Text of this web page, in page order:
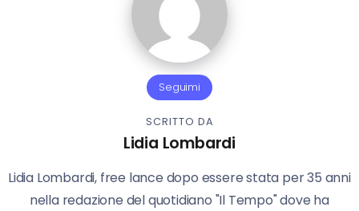
Seguimi
SCRITTO DA
Lidia Lombardi
Lidia Lombardi, free lance dopo essere stata per 35 anni
nella redazione del quotidiano "Il Tempo" dove ha